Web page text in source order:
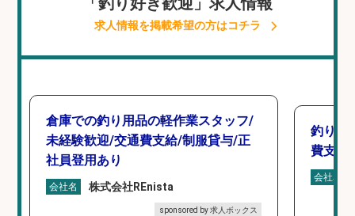
求人情報を掲載希望の方はコチラ
倉庫での釣り用品の軽作業スタッフ/
未経験歓迎/交通費支給/制服貸与/正
社員登用あり
会社名 株式会社REnista
sponsored by 求人ボックス
釣り具
費支給
会社名